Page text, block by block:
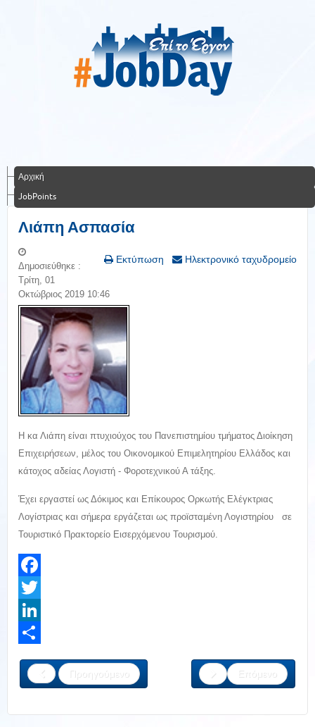
Αρχική
JobPoints
Λιάπη Ασπασία
Εκτύπωση Ηλεκτρονικό ταχυδρομείο
Δημοσιεύθηκε :
Τρίτη, 01
Οκτώβριος 2019 10:46
Η κα Λιάπη είναι πτυχιούχος του Πανεπιστημίου τμήματος Διοίκηση
Επιχειρήσεων, μέλος του Οικονομικού Επιμελητηρίου Ελλάδος και
κάτοχος αδείας Λογιστή - Φοροτεχνικού Α τάξης.
Έχει εργαστεί ως Δόκιμος και Επίκουρος Ορκωτής Ελέγκτριας
Λογίστριας και σήμερα εργάζεται ως προϊσταμένη Λογιστηρίου σε
Τουριστικό Πρακτορείο Εισερχόμενου Τουρισμού.
Facebook
Twitter
LinkedIn
Προηγούμενο
Επόμενο